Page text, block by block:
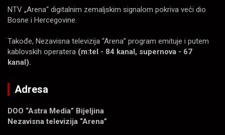
NTV „Arena“ digitalnim zemaljskim signalom pokriva veći dio
Bosne i Hercegovine.
Takođe, Nezavisna televizija “Arena” program emituje i putem
kablovskih operatera (m:tel - 84 kanal, supernova - 67
kanal).
Adresa
DOO “Astra Media” Bijeljina
Nezavisna televizija “Arena”